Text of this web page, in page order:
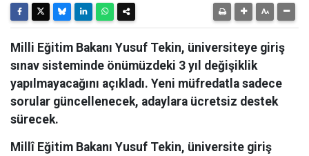
Milli Eğitim Bakanı Yusuf Tekin, üniversiteye giriş
sınav sisteminde önümüzdeki 3 yıl değişiklik
yapılmayacağını açıkladı. Yeni müfredatla sadece
sorular güncellenecek, adaylara ücretsiz destek
sürecek.
Millî Eğitim Bakanı Yusuf Tekin, üniversite giriş